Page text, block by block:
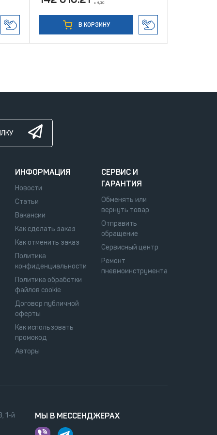
с НДС
В КОРЗИНУ
ИНФОРМАЦИЯ
Новости
Статьи
Вакансии
Как сделать заказ
Как отменить заказ
Политика
конфиденциальности
Политика обработки
файлов cookie
Договор публичной
оферты
Как использовать
промокод
Авторы
СЕРВИС И
ГАРАНТИЯ
Обменять или
вернуть товар
Отправить
обращение
Сервисный центр
Ремонт
пневмоинструмента
1-й
МЫ В МЕССЕНДЖЕРАХ